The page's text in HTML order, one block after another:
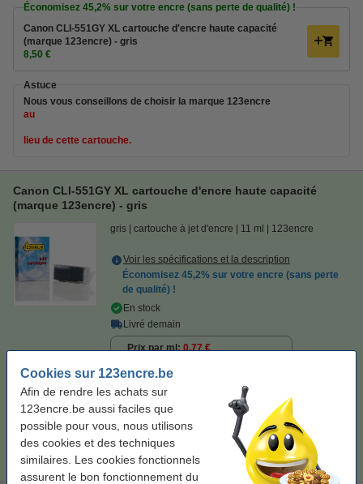
Cookies sur 123encre.be
Afin de rendre les achats sur
123encre.be aussi faciles que
possible pour vous, nous utilisons
des cookies et des techniques
similaires. Les cookies fonctionnels
assurent le bon fonctionnement du
Économisez 45,2% sur votre encre (sans perte de qualité) !
Canon CLI-551GY XL cartouche d'encre haute capacité
(marque 123encre) - gris
8,50 €
Astuce
Nous vous conseillons de choisir la marque 123encre
au
lieu de cette cartouche.
Canon CLI-551GY XL cartouche d'encre haute capacité
(marque 123encre) - gris
gris cartouche à jet d'encre 11 ml 123encre
Voir les spécifications et la description
Économisez 45,2% sur votre encre (sans perte
de qualité) !
En stock
Livré demain
Prix par ml 0,77 €
8,50 €
Astuce
Nous vous conseillons de choisir cette cartouche au lieu de la